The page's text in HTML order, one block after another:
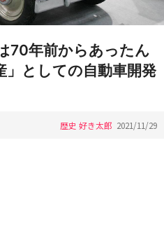
70年前からあったん
」としての自動車開発
歴史 好き太郎 2021/11/29